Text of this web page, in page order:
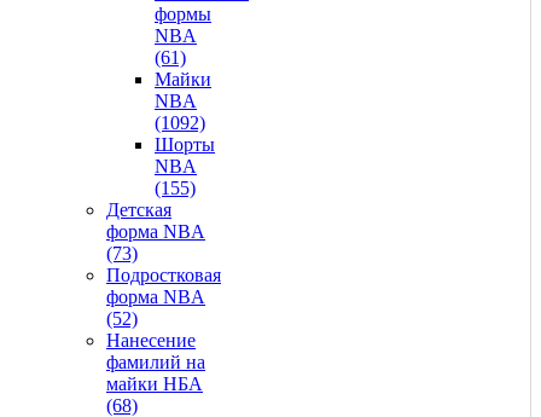
формы
NBA
(61)
Майки
NBA
(1092)
Шорты
NBA
(155)
Детская
форма NBA
(73)
Подростковая
форма NBA
(52)
Нанесение
фамилий на
майки НБА
(68)